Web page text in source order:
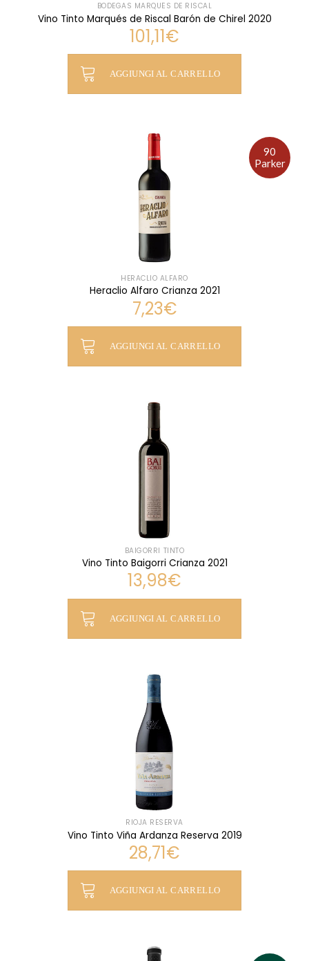
BODEGAS MARQUÉS DE RISCAL
Vino Tinto Marqués de Riscal Barón de Chirel 2020
101,11€
AGGIUNGI AL CARRELLO
90
Parker
HERACLIO ALFARO
Heraclio Alfaro Crianza 2021
7,23€
AGGIUNGI AL CARRELLO
BAIGORRI TINTO
Vino Tinto Baigorri Crianza 2021
13,98€
AGGIUNGI AL CARRELLO
RIOJA RESERVA
Vino Tinto Viña Ardanza Reserva 2019
28,71€
AGGIUNGI AL CARRELLO